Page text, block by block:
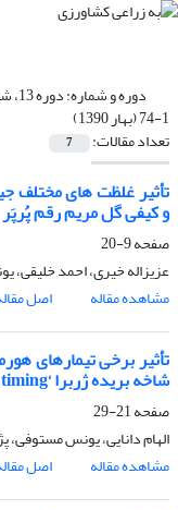
دوره و شماره:
1-74 (بهار 1390)
تعداد مقالات: 7
و کیفی گل مریم رقم پُرپَر
صفحه9-20
عزیزاله خیری، احمد خلیقی،
مشاهده مقاله
اصل
تأثیر برخی تیمارهای
شاخه بریده ژربرا ‘Good timing’
صفحه21-29
الهام دانایی، یونس مستوفی،
مشاهده مقاله
اصل